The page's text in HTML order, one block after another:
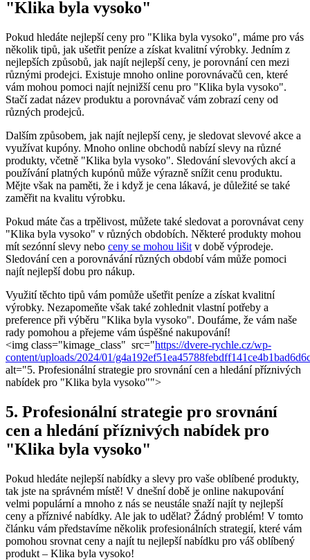
"Klika​ byla⁢ vysoko"
Pokud hledáte nejlepší ceny pro "Klika byla vysoko", máme pro vás
několik tipů,​ jak ušetřit peníze a získat kvalitní výrobky. Jedním z
nejlepších způsobů, jak najít nejlepší ceny, je porovnání cen mezi
různými prodejci.⁤ Existuje mnoho online porovnávačů cen, které
vám mohou‍ pomoci najít ‌nejnižší ⁢cenu pro "Klika⁤ byla vysoko".
Stačí⁣ zadat název produktu a porovnávač vám zobrazí ceny od
různých prodejců.
Dalším způsobem, jak najít nejlepší ceny, je‌ sledovat​ slevové akce a
využívat kupóny.‍ Mnoho online obchodů nabízí slevy na⁣ různé
produkty, včetně "Klika ⁢byla vysoko". Sledování slevových akcí a
používání platných kupónů​ může výrazně ⁢snížit‌ cenu produktu.
Mějte však ‍na paměti, že ⁣i když je cena lákavá, je důležité se také
zaměřit na ⁣kvalitu výrobku.
Pokud máte čas a trpělivost, můžete také sledovat ⁤a ⁢porovnávat ⁤ceny
"Klika‌ byla ‌vysoko" v různých⁤ obdobích. Některé produkty⁣ mohou‍
mít sezónní‍ slevy nebo ceny se ⁤mohou lišit v době výprodeje.
Sledování‍ cen a porovnávání‍ různých​ období vám může ‍pomoci
najít nejlepší dobu pro nákup.
Využití těchto tipů vám ⁢pomůže ušetřit peníze ⁤a získat kvalitní
výrobky.‌ Nezapomeňte však také zohlednit ‍vlastní potřeby a‍
preference při ‌výběru "Klika byla‍ vysoko". Doufáme, že vám ‌naše⁢
rady pomohou a přejeme⁢ vám‌ úspěšné nakupování!
<img class="kimage_class" ⁢ src="https://dvere-rychle.cz/wp-
content/uploads/2024/01/
alt="5. Profesionální strategie pro srovnání cen a hledání⁣ příznivých
nabídek ‍pro "Klika byla vysoko"">
5. Profesionální strategie pro srovnání
cen a hledání příznivých nabídek pro
"Klika byla vysoko"
Pokud ‌hledáte nejlepší nabídky a‍ slevy pro⁤ vaše oblíbené produkty,
tak jste na správném místě! V dnešní době je online​ nakupování
velmi populární a​ mnoho z nás se neustále snaží⁤ najít ty ‍nejlepší
ceny a příznivé nabídky. Ale ‍jak to‍ udělat? ​Žádný problém! V ‍tomto
článku vám představíme několik profesionálních‍ strategií, které vám
pomohou srovnat ceny a najít tu nejlepší ⁤nabídku pro váš oblíbený⁣
produkt – Klika byla vysoko!